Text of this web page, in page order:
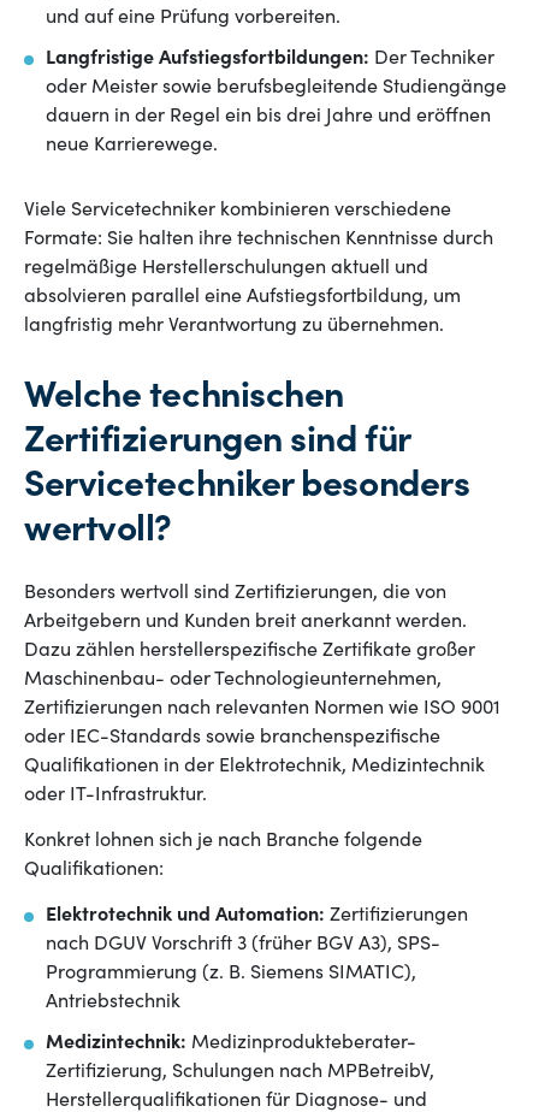
und auf eine Prüfung vorbereiten.
Langfristige Aufstiegsfortbildungen: Der Techniker
oder Meister sowie berufsbegleitende Studiengänge
dauern in der Regel ein bis drei Jahre und eröffnen
neue Karrierewege.
Viele Servicetechniker kombinieren verschiedene
Formate: Sie halten ihre technischen Kenntnisse durch
regelmäßige Herstellerschulungen aktuell und
absolvieren parallel eine Aufstiegsfortbildung, um
langfristig mehr Verantwortung zu übernehmen.
Welche technischen
Zertifizierungen sind für
Servicetechniker besonders
wertvoll?
Besonders wertvoll sind Zertifizierungen, die von
Arbeitgebern und Kunden breit anerkannt werden.
Dazu zählen herstellerspezifische Zertifikate großer
Maschinenbau- oder Technologieunternehmen,
Zertifizierungen nach relevanten Normen wie ISO 9001
oder IEC-Standards sowie branchenspezifische
Qualifikationen in der Elektrotechnik, Medizintechnik
oder IT-Infrastruktur.
Konkret lohnen sich je nach Branche folgende
Qualifikationen:
Elektrotechnik und Automation: Zertifizierungen
nach DGUV Vorschrift 3 (früher BGV A3), SPS-
Programmierung (z. B. Siemens SIMATIC),
Antriebstechnik
Medizintechnik: Medizinprodukteberater-
Zertifizierung, Schulungen nach MPBetreibV,
Herstellerqualifikationen für Diagnose- und